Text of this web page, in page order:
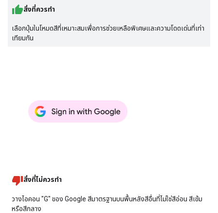
สิ่งที่ควรทำ
เลือกปุ่มในโหมดสีที่เหมาะสมเพื่อการช่วยเหลือพิเศษและความโดดเด่นที่เท่า
เทียมกัน
สิ่งที่ไม่ควรทำ
วางไอคอน "G" ของ Google สีมาตรฐานบนพื้นหลังสีอื่นที่ไม่ใช่สีอ่อน สีเข้ม
หรือสีกลาง